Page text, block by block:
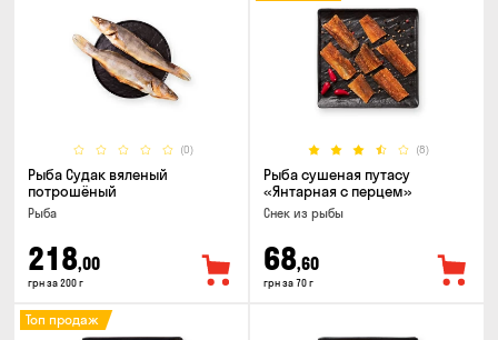
(0)
Рыба Судак вяленый
потрошёный
Рыба
218,00
грн за 200 г
(8)
Рыба сушеная путасу
«Янтарная с перцем»
Снек из рыбы
68,60
грн за 70 г
Топ продаж